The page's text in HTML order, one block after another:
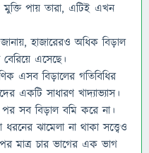
মুক্তি পায় তারা, এটিই এখন
জানায়, হাজারেরও অধিক বিড়াল
এসেছে।
এসব বিড়ালের গতিবিধির
একটি সাধারণ খাদ্যাভ্যাস।
পর সব বিড়াল বমি করে না।
ঝামেলা না থাকা সত্ত্বেও
মাত্র চার ভাগের এক ভাগ